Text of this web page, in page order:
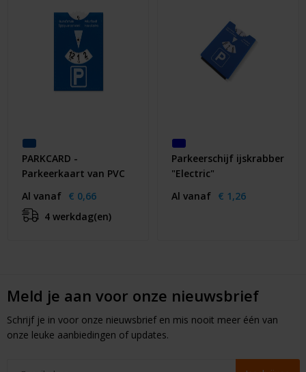
PARKCARD -
Parkeerkaart van PVC
Al vanaf € 0,66
4 werkdag(en)
Parkeerschijf ijskrabber
"Electric"
Al vanaf € 1,26
Meld je aan voor onze nieuwsbrief
Schrijf je in voor onze nieuwsbrief en mis nooit meer één van
onze leuke aanbiedingen of updates.